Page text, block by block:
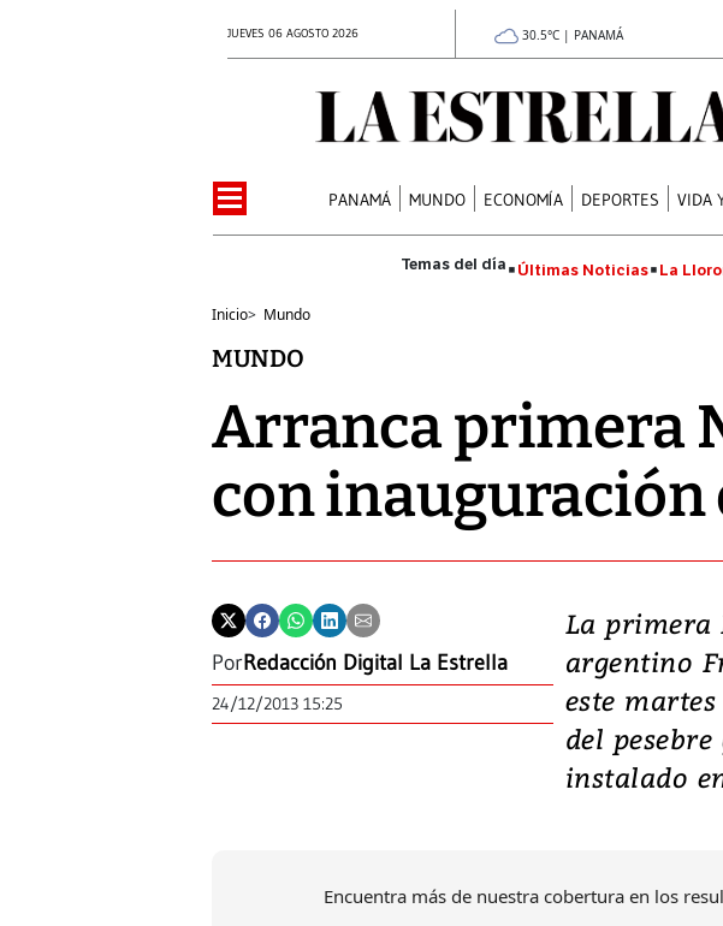
JUEVES 06 AGOSTO 2026 30.5°C | PANAMÁ
PANAMÁ MUNDO ECONOMÍA DEPORTES VIDA
Últimas Noticias La
Inicio> Mundo
MUNDO
Arranca primera
con inauguración
PorRedacción Digital La Estrella
24/12/2013 15:25
La primera
argentino
este
del
instalado
Encuentra más de nuestra cobertura en los